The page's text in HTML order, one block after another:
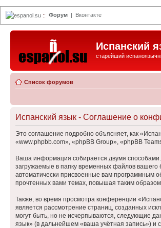
espanol.su :: Форум | Вконтакте
Испанский
старейший
Список форумов
Испанский язык - Соглашение о
Это соглашение подробно объясняет, как
«www.phpbb.com», «phpBB Group», «phpBB
Ваша информация собирается двумя
загружаемые в папку временных файлов
автоматически присвоенные вам программным
прочтенных вами темах, повышая таким
Также, во время просмотра конференции
является рассмотрение страниц, созданных
могут быть, но не исчерпываются, следующие
язык» (в дальнейшем «ваша учётная запись»)